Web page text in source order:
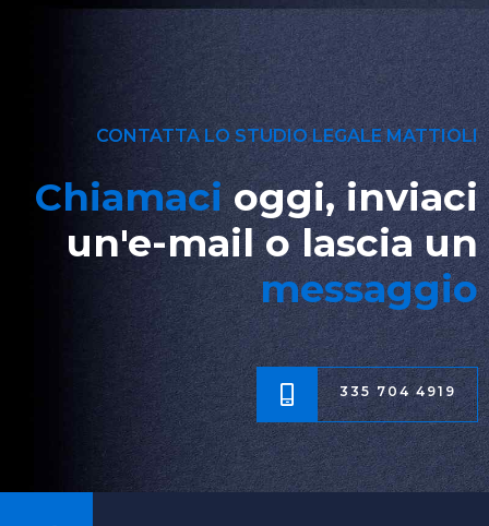
CONTATTA LO STUDIO LEGALE MATTIOLI
Chiamacioggi, inviaci
un'e-mail o lascia un
messaggio
335 704 4919